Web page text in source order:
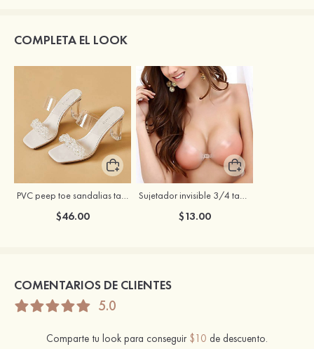
COMPLETA EL LOOK
PVC peep toe sandalias tacón ancho zapatos con cuentas
$46.00
Sujetador invisible 3/4 taza push up con cierre frontal sin espalda
$13.00
COMENTARIOS DE CLIENTES
5.0
Comparte tu look para conseguir $10 de descuento.